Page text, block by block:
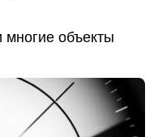
объекты